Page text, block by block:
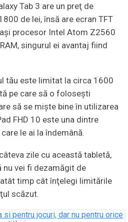
Tab 3 are un preţ de
de lei, însă are ecran TFT
procesor Intel Atom Z2560
singurul ei avantaj fiind
tău este limitat la circa 1600
pe care să o foloseşti
să se mişte bine în utilizarea
FHD 10 este una dintre
le ai la îndemână.
zile cu această tabletă,
nu vei fi dezamăgit de
timp cât înţelegi limitările
scăzut.